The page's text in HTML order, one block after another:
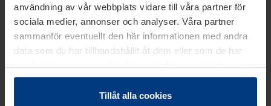
användning av vår webbplats vidare till våra partner för
sociala medier, annonser och analyser. Våra partner
sammanför eventuellt den här informationen med andra
data som du har tillhandahållit åt dem eller som de har
samlat in inom ramen för din användning av tjänsterna.
Juridiskt kan vi lagra kakor på din enhet, om de är
absolut nödvändiga för driften av den här webbplatsen.
Tillåt alla cookies